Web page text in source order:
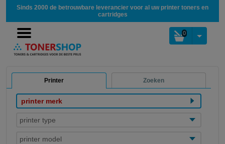
Sinds 2000 de betrouwbare leverancier voor al uw printer toners en
cartridges
0
Printer Zoeken
printer merk
printer type
printer model